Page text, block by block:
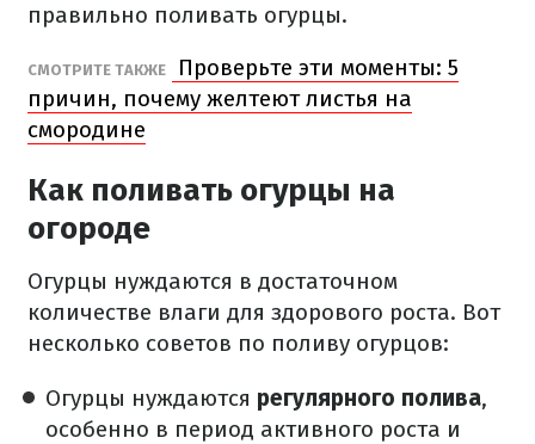
правильно поливать огурцы.
СМОТРИТЕ ТАКЖЕ
Проверьте эти моменты: 5
причин, почему желтеют листья на
смородине
Как поливать огурцы на
огороде
Огурцы нуждаются в достаточном
количестве влаги для здорового роста. Вот
несколько советов по поливу огурцов:
Огурцы нуждаются регулярного полива,
особенно в период активного роста и